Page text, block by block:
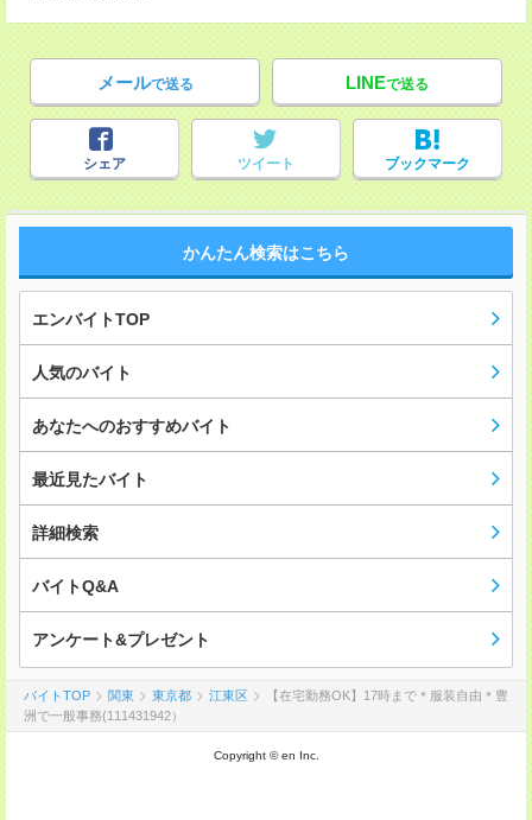
メールで送る LINEで送る
シェア ツイート ブックマーク
かんたん検索はこちら
エンバイトTOP
人気のバイト
あなたへのおすすめバイト
最近見たバイト
詳細検索
バイトQ&A
アンケート&プレゼント
バイトTOP 関東 東京都 江東区
【在宅勤務OK】17時まで＊服装自由＊豊
洲で一般事務(111431942）
Copyright © en Inc.